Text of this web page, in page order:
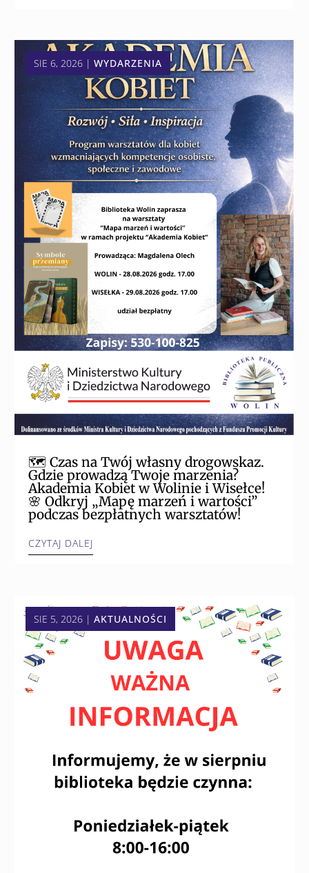
🗺️ Czas na Twój własny drogowskaz.
Gdzie prowadzą Twoje marzenia?
Akademia Kobiet w Wolinie i Wisełce!
🌸 Odkryj „Mapę marzeń i wartości”
podczas bezpłatnych warsztatów!
SIE 6, 2026 |WYDARZENIA
CZYTAJ DALEJ
SIE 5, 2026 |AKTUALNOŚCI